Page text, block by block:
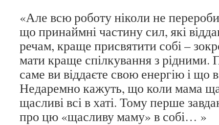
«Але всю роботу ніколи не
що принаймні частину сил, які
речам, краще присвятити собі –
мати краще спілкування з рідними.
саме ви віддаєте свою енергію і що в
Недаремно кажуть, що коли мама
щасливі всі в хаті. Тому перше
про цю «щасливу маму» в собі… »